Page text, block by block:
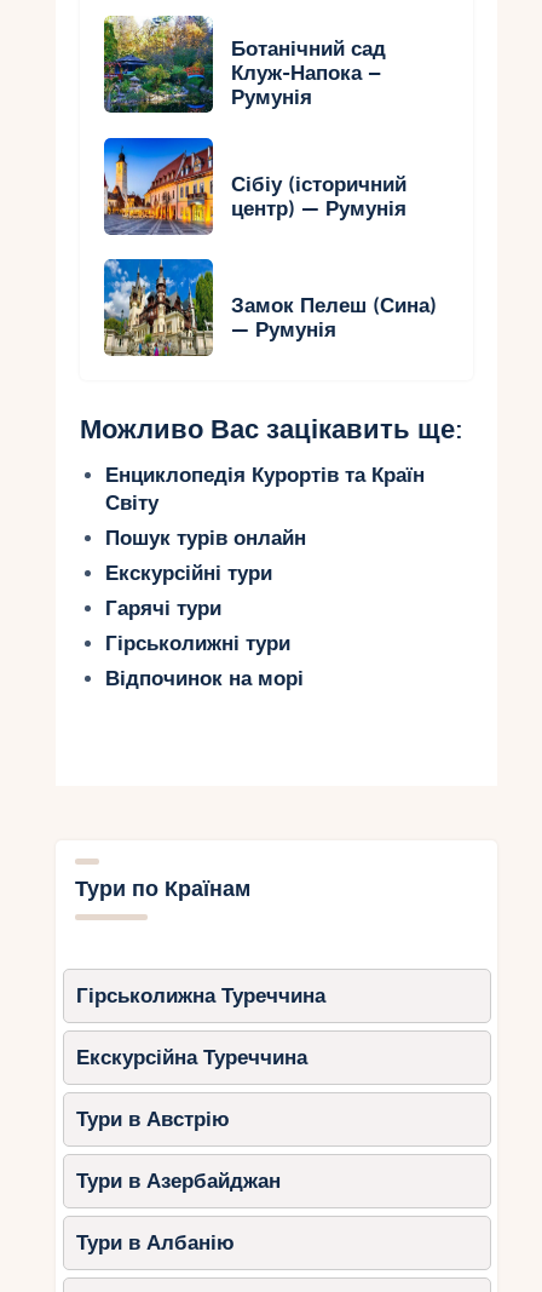
Ботанічний сад
Клуж-Напока –
Румунія
Сібіу (історичний
центр) — Румунія
Замок Пелеш (Сина)
— Румунія
Можливо Вас зацікавить ще:
Енциклопедія Курортів та Країн
Світу
Пошук турів онлайн
Екскурсійні тури
Гарячі тури
Гірськолижні тури
Відпочинок на морі
Тури по Країнам
Гірськолижна Туреччина
Екскурсійна Туреччина
Тури в Австрію
Тури в Азербайджан
Тури в Албанію